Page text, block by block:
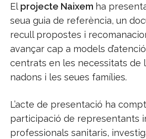
El projecte Naixem ha
seua guia de referència, un
recull propostes i
avançar cap a models
centrats en les necessitats de
nadons i les seues famílies.
L’acte de presentació ha
participació de representants
professionals sanitaris,